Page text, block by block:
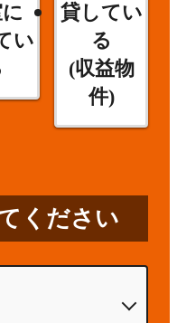
い
貸してい
る
(収益物
件)
ください